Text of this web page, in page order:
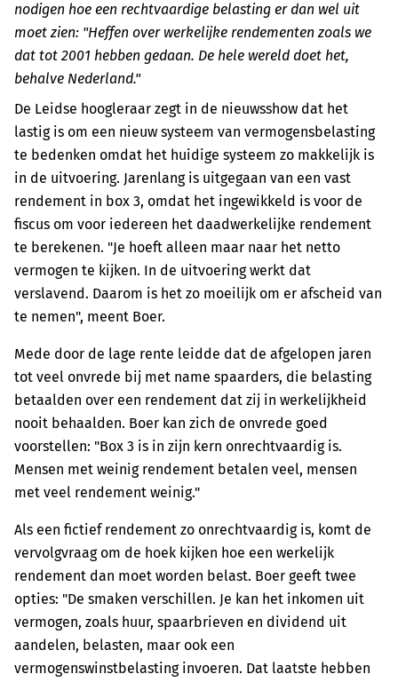
nodigen hoe een rechtvaardige belasting er dan wel uit
moet zien: "Heffen over werkelijke rendementen zoals we
dat tot 2001 hebben gedaan. De hele wereld doet het,
behalve Nederland."
De Leidse hoogleraar zegt in de nieuwsshow dat het
lastig is om een nieuw systeem van vermogensbelasting
te bedenken omdat het huidige systeem zo makkelijk is
in de uitvoering. Jarenlang is uitgegaan van een vast
rendement in box 3, omdat het ingewikkeld is voor de
fiscus om voor iedereen het daadwerkelijke rendement
te berekenen. "Je hoeft alleen maar naar het netto
vermogen te kijken. In de uitvoering werkt dat
verslavend. Daarom is het zo moeilijk om er afscheid van
te nemen", meent Boer.
Mede door de lage rente leidde dat de afgelopen jaren
tot veel onvrede bij met name spaarders, die belasting
betaalden over een rendement dat zij in werkelijkheid
nooit behaalden. Boer kan zich de onvrede goed
voorstellen: "Box 3 is in zijn kern onrechtvaardig is.
Mensen met weinig rendement betalen veel, mensen
met veel rendement weinig."
Als een fictief rendement zo onrechtvaardig is, komt de
vervolgvraag om de hoek kijken hoe een werkelijk
rendement dan moet worden belast. Boer geeft twee
opties: "De smaken verschillen. Je kan het inkomen uit
vermogen, zoals huur, spaarbrieven en dividend uit
aandelen, belasten, maar ook een
vermogenswinstbelasting invoeren. Dat laatste hebben